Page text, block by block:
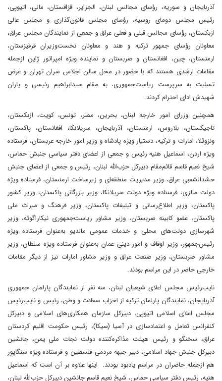
آذربایجان و سوریه، رؤسای مجالس لبنان، الجزایر، قزاقستان، مالی، اتیوپی،
رئیس مجلس دومای روسیه، رؤسای مجلس قانون‌گذاری و مجلس عالی
ازبکستان، رؤسای مجالس قبلی و فعلی عراق و جمعی از نمایندگان مجلس عراق،
معاونان رؤسای جمهور ترکیه و هند و معاونان نخست‌وزیران قرقیزستان،
ارمنستان، چین، افغانستان و صربستان و نماینده ویژه امپراتور ژاپن از‌جمله
مقامات ارشدی هستند که با حضور در محل سالن اجلاس سران تهران و عرض
تسلیت به سرپرست ریاست‌جمهوری، به مقام سیدابراهیم رئیسی و یاران
شهیدش ادای احترام کردند.
همچنین وزرای امور خارجه لبنان، بحرین، مصر، تونس، کویت، ازبکستان،
تاجیکستان، بلاروس، ارمنستان، آذربایجان، سریلانکا، افغانستان، پاکستان،
ونزوئلا، امارات و ترکیه، دستیار ویژه پادشاه و وزیر امور خارجه عربستان، فرستاده
ویژه اردن، اسماعیل هنیه رئیس و جمعی از اعضای دفتر سیاسی جنبش حماس،
شیخ نعیم قاسم قائم‌مقام دبیر‌کل حزب‌الله لبنان، رئیس و جمعی از اعضای جنبش
حشدالشعبی عراق، وزیر مدیریت منطقه‌ای و زیرساخت ارمنستان، فرستاده ویژه
دولت مالزی، فرستاده ویژه دولت سریلانکا، وزیر بازرگانی پاکستان، وزیر کشور
پاکستان، وزیر اطلاع‌رسانی و تبلیغات پاکستان، وزیر فرهنگ و میراث ملی
پاکستان، عضو کابینه صربستان، وزیر مشاور ریاست‌جمهوری نیکاراگوئه، وزیر
شهرسازی دولت‌های محلی و خدمات عمومی مالدیو به‌عنوان فرستاده ویژه
رئیس‌جمهور، وزیر اوقاف و امور دینی عمان به‌عنوان فرستاده ویژه سلطان، وزیر
مشاور صربستان، وزیر صنعت عراق و وزیر مشاور امارات نیز از دیگر مقامات
خارجی حاضر در این مراسم بودند.
نایب‌رئیس مجلس اعلای شیعیان لبنان، سه نفر از نمایندگان پارلمان جمهوری
آذربایجان، نمایندگان پارلمان ترکیه از احزاب سعادت و وطن، رئیس و نایب‌رئیس
مجلس اعلای اسلامی اتیوپی، دبیرکل سازمان همکاری‌های اسلامی و دبیرکل
کنفرانس تعامل و اعتمادسازی در آسیا (سیکا)، رئیس حکومت اقلیم کردستان
عراق، سخنگو و رئیس هیئت مذاکره‌کننده دولت نجات ملی یمن، جانشین
دبیرکل جنبش جهاد اسلامی، دبیر جبهه مردمی فلسطین و فرستاده ویژه سنگاپور
هم از‌جمله حاضران در مراسم یادبود بودند. اینها علاوه بر آن است که اسماعیل
هنیه، رئیس دفتر سیاسی‌ حماس، شیخ نعیم قاسم‌ جانشین دبیرکل حزب‌الله لبنان،